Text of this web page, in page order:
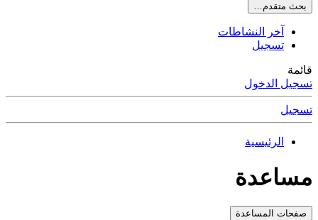
بحث متقدم…
آخر النشاطات
تسجيل
قائمة
تسجيل الدخول
تسجيل
الرئيسية
مساعدة
صفحات المساعدة